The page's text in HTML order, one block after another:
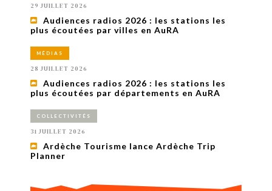
29 JUILLET 2026
Audiences radios 2026 : les stations les
plus écoutées par villes en AuRA
MÉDIAS
28 JUILLET 2026
Audiences radios 2026 : les stations les
plus écoutées par départements en AuRA
COLLECTIVITÉS
31 JUILLET 2026
Ardèche Tourisme lance Ardèche Trip
Planner